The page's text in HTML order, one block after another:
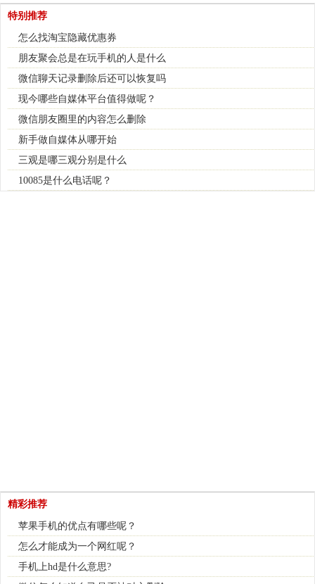
特别推荐
怎么找淘宝隐藏优惠券
朋友聚会总是在玩手机的人是什么
微信聊天记录删除后还可以恢复吗
现今哪些自媒体平台值得做呢？
微信朋友圈里的内容怎么删除
新手做自媒体从哪开始
三观是哪三观分别是什么
10085是什么电话呢？
精彩推荐
苹果手机的优点有哪些呢？
怎么才能成为一个网红呢？
手机上hd是什么意思?